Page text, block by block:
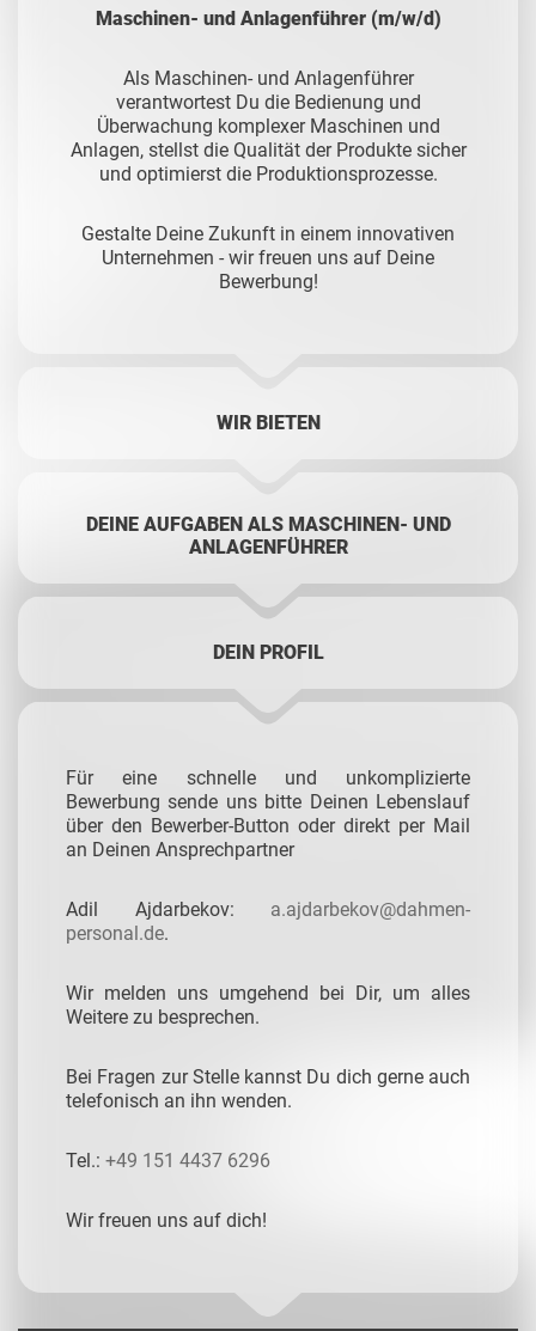
Maschinen- und Anlagenführer (m/w/d)
Als Maschinen- und Anlagenführer
verantwortest Du die Bedienung und
Überwachung komplexer Maschinen und
Anlagen, stellst die Qualität der Produkte sicher
und optimierst die Produktionsprozesse.
Gestalte Deine Zukunft in einem innovativen
Unternehmen - wir freuen uns auf Deine
Bewerbung!
WIR BIETEN
DEINE AUFGABEN ALS MASCHINEN- UND
ANLAGENFÜHRER
DEIN PROFIL
Für eine schnelle und unkomplizierte
Bewerbung sende uns bitte Deinen Lebenslauf
über den Bewerber-Button oder direkt per Mail
an Deinen Ansprechpartner
Adil Ajdarbekov: a.ajdarbekov@dahmen-
personal.de.
Wir melden uns umgehend bei Dir, um alles
Weitere zu besprechen.
Bei Fragen zur Stelle kannst Du dich gerne auch
telefonisch an ihn wenden.
Tel.: +49 151 4437 6296
Wir freuen uns auf dich!